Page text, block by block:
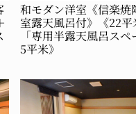
和モダン洋室《信楽焼
室露天風呂付》《22平
「専用半露天風呂スペ
5平米》